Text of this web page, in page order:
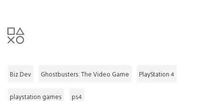
Biz Dev Ghostbusters: The Video Game PlayStation 4
playstation games ps4